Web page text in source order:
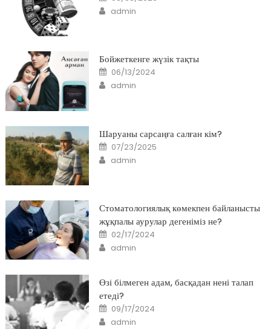
on
Author
admin
Бойжеткенге жүзік тақты
Posted
on
06/13/2024
Author
admin
Шаруаны сарсаңға салған кім?
Posted
on
07/23/2025
Author
admin
Стоматологиялық көмекпен байланысты
жұқпалы аурулар дегеніміз не?
Posted
on
02/17/2024
Author
admin
Өзі білмеген адам, басқадан нені талап
етеді?
Posted
on
09/17/2024
Author
admin